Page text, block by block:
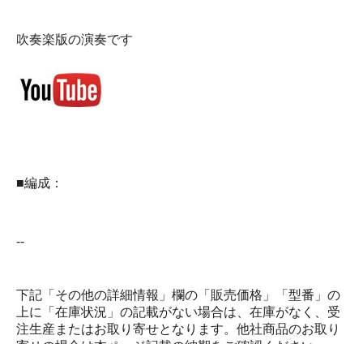
吹奏楽版の演奏です
■編成：
--
下記「その他の詳細情報」欄の「販売価格」「型番」の
上に「在庫状況」の記載がない場合は、在庫がなく、受
注生産またはお取り寄せとなります。他社商品のお取り